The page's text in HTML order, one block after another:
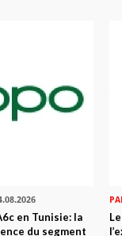
en Tunisie: la
du segment